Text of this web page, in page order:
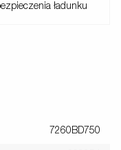
ładunku
7260BD750